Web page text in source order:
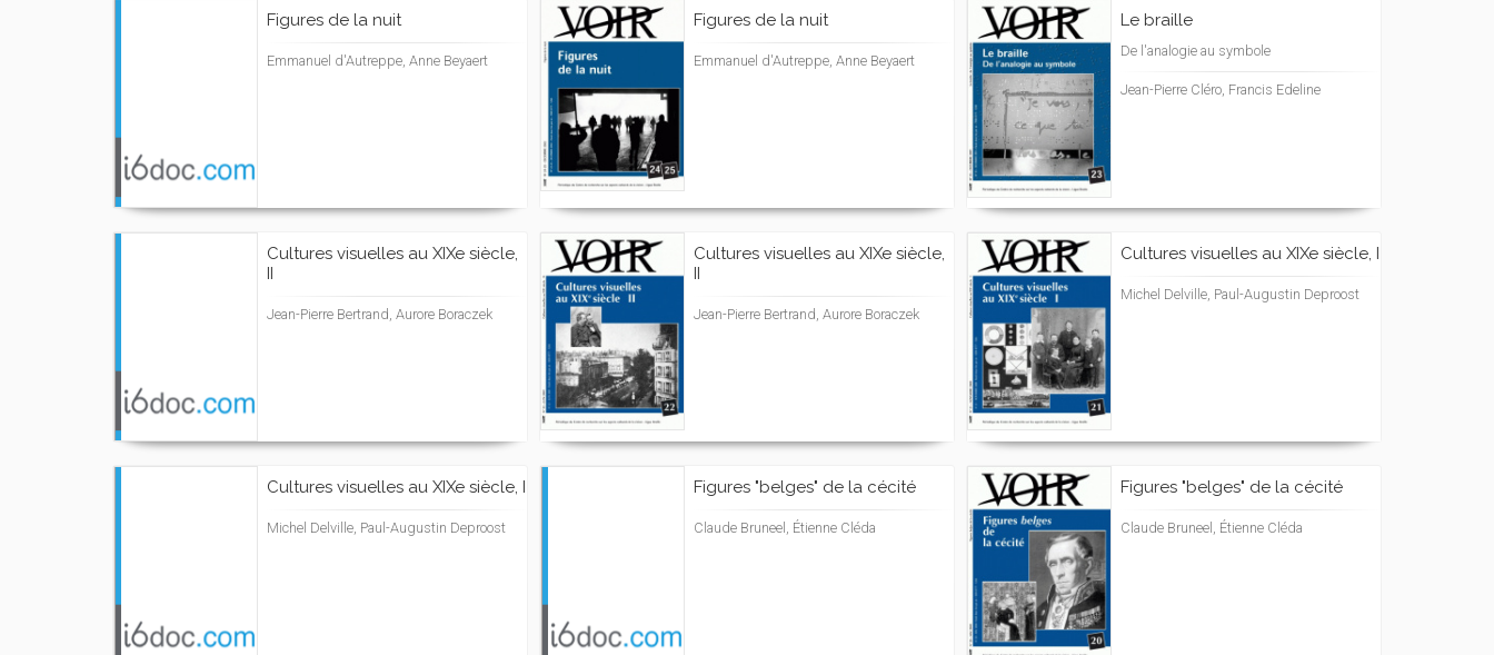
Figures de la nuit
Emmanuel d'Autreppe, Anne Beyaert
Figures de la nuit
Emmanuel d'Autreppe, Anne Beyaert
Le braille
De l'analogie au symbole
Jean-Pierre Cléro, Francis Edeline
Cultures visuelles au XIXe siècle,
II
Jean-Pierre Bertrand, Aurore Boraczek
Cultures visuelles au XIXe siècle,
II
Jean-Pierre Bertrand, Aurore Boraczek
Cultures visuelles au XIXe siècle, I
Michel Delville, Paul-Augustin Deproost
Cultures visuelles au XIXe siècle, I
Michel Delville, Paul-Augustin Deproost
Figures "belges" de la cécité
Claude Bruneel, Étienne Cléda
Figures "belges" de la cécité
Claude Bruneel, Étienne Cléda